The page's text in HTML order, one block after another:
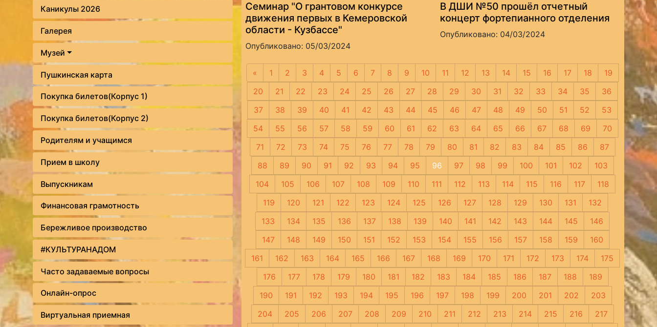
Каникулы 2026
Галерея
Музей
Пушкинская карта
Покупка билетов(Корпус 1)
Покупка билетов(Корпус 2)
Родителям и учащимся
Прием в школу
Выпускникам
Финансовая грамотность
Бережливое производство
#КУЛЬТУРАНАДОМ
Часто задаваемые вопросы
Онлайн-опрос
Виртуальная приемная
Семинар "О грантовом конкурсе
движения первых в Кемеровской
области - Кузбассе"
Опубликовано: 05/03/2024
В ДШИ №50 прошёл отчетный
концерт фортепианного отделения
Опубликовано: 04/03/2024
« Предыдущая
1 2 3 4 5 6 7 8 9 10 11 12 13 14 15 16 17 18
19
20
21 22 23 24 25 26 27 28 29 30 31 32 33 34 35
36
37
38 39 40 41 42 43 44 45 46 47 48 49 50 51 52
53
54
55 56 57 58 59 60 61 62 63 64 65 66 67 68 69
70
71
72 73 74 75 76 77 78 79 80 81 82 83 84 85 86
87
88
89 90 91 92 93 94 95 96 97 98 99 100 101 102
103
104
105 106 107 108 109 110 111 112 113 114 115 116 117
118
119
120 121 122 123 124 125 126 127 128 129 130 131
132
133
134 135 136 137 138 139 140 141 142 143 144 145
146
147
148 149 150 151 152 153 154 155 156 157 158 159
160
161
162 163 164 165 166 167 168 169 170 171 172 173 174
175
176
177 178 179 180 181 182 183 184 185 186 187 188
189
190
191 192 193 194 195 196 197 198 199 200 201 202
203
204
205 206 207 208 209 210 211 212 213 214 215 216
217